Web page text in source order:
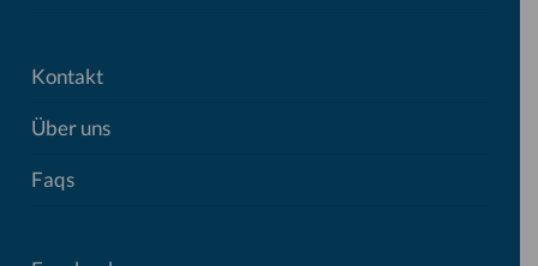
Kontakt
Über uns
Faqs